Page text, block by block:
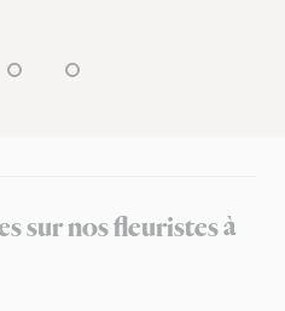
sur nos fleuristes à